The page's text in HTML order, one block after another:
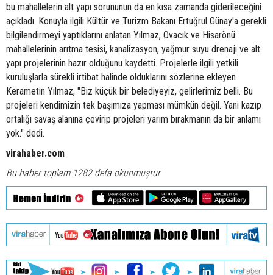
bu mahallelerin alt yapı sorununun da en kısa zamanda giderileceğini
açıkladı. Konuyla ilgili Kültür ve Turizm Bakanı Ertuğrul Günay'a gerekli
bilgilendirmeyi yaptıklarını anlatan Yılmaz, Ovacık ve Hisarönü
mahallelerinin arıtma tesisi, kanalizasyon, yağmur suyu drenajı ve alt
yapı projelerinin hazır olduğunu kaydetti. Projelerle ilgili yetkili
kuruluşlarla sürekli irtibat halinde olduklarını sözlerine ekleyen
Kerametin Yılmaz, "Biz küçük bir belediyeyiz, gelirlerimiz belli. Bu
projeleri kendimizin tek başımıza yapması mümkün değil. Yani kazıp
ortalığı savaş alanına çevirip projeleri yarım bırakmanın da bir anlamı
yok." dedi.
virahaber.com
Bu haber toplam 1282 defa okunmuştur